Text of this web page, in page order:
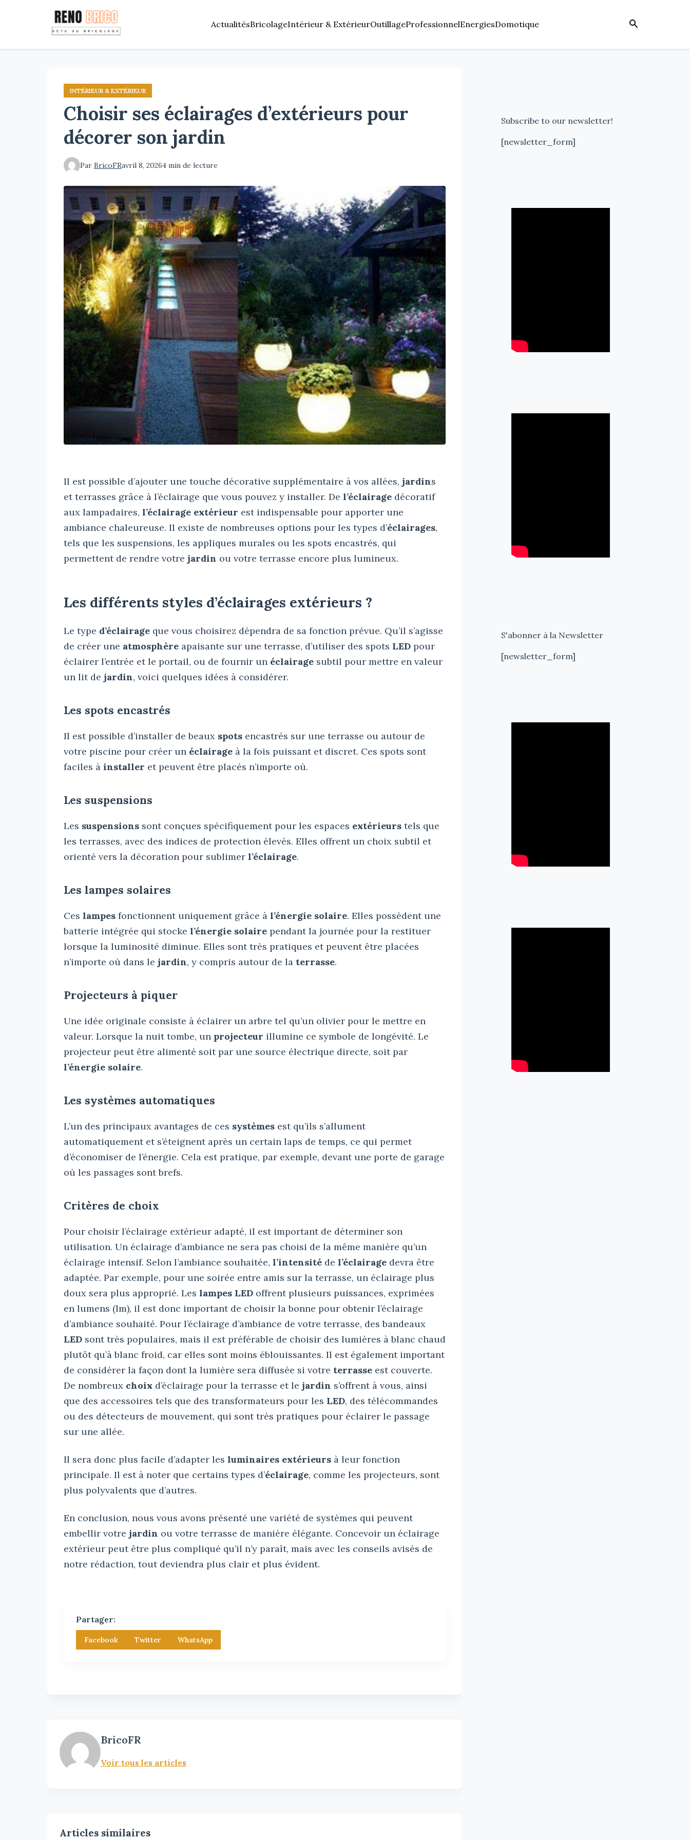
ActualitésBricolageIntérieur & ExtérieurOutillageProfessionnelEnergiesDomotique
INTÉRIEUR & EXTÉRIEUR
Choisir ses éclairages d’extérieurs pour
décorer son jardin
Par BricoFRavril 8, 20264 min de lecture
Il est possible d’ajouter une touche décorative supplémentaire à vos allées, jardins
et terrasses grâce à l’éclairage que vous pouvez y installer. De l’éclairage décoratif
aux lampadaires, l’éclairage extérieur est indispensable pour apporter une
ambiance chaleureuse. Il existe de nombreuses options pour les types d’éclairages,
tels que les suspensions, les appliques murales ou les spots encastrés, qui
permettent de rendre votre jardin ou votre terrasse encore plus lumineux.
Les différents styles d’éclairages extérieurs ?
Le type d’éclairage que vous choisirez dépendra de sa fonction prévue. Qu’il s’agisse
de créer une atmosphère apaisante sur une terrasse, d’utiliser des spots LED pour
éclairer l’entrée et le portail, ou de fournir un éclairage subtil pour mettre en valeur
un lit de jardin, voici quelques idées à considérer.
Les spots encastrés
Il est possible d’installer de beaux spots encastrés sur une terrasse ou autour de
votre piscine pour créer un éclairage à la fois puissant et discret. Ces spots sont
faciles à installer et peuvent être placés n’importe où.
Les suspensions
Les suspensions sont conçues spécifiquement pour les espaces extérieurs tels que
les terrasses, avec des indices de protection élevés. Elles offrent un choix subtil et
orienté vers la décoration pour sublimer l’éclairage.
Les lampes solaires
Ces lampes fonctionnent uniquement grâce à l’énergie solaire. Elles possèdent une
batterie intégrée qui stocke l’énergie solaire pendant la journée pour la restituer
lorsque la luminosité diminue. Elles sont très pratiques et peuvent être placées
n’importe où dans le jardin, y compris autour de la terrasse.
Projecteurs à piquer
Une idée originale consiste à éclairer un arbre tel qu’un olivier pour le mettre en
valeur. Lorsque la nuit tombe, un projecteur illumine ce symbole de longévité. Le
projecteur peut être alimenté soit par une source électrique directe, soit par
l’énergie solaire.
Les systèmes automatiques
L’un des principaux avantages de ces systèmes est qu’ils s’allument
automatiquement et s’éteignent après un certain laps de temps, ce qui permet
d’économiser de l’énergie. Cela est pratique, par exemple, devant une porte de garage
où les passages sont brefs.
Critères de choix
Pour choisir l’éclairage extérieur adapté, il est important de déterminer son
utilisation. Un éclairage d’ambiance ne sera pas choisi de la même manière qu’un
éclairage intensif. Selon l’ambiance souhaitée, l’intensité de l’éclairage devra être
adaptée. Par exemple, pour une soirée entre amis sur la terrasse, un éclairage plus
doux sera plus approprié. Les lampes LED offrent plusieurs puissances, exprimées
en lumens (lm), il est donc important de choisir la bonne pour obtenir l’éclairage
d’ambiance souhaité. Pour l’éclairage d’ambiance de votre terrasse, des bandeaux
LED sont très populaires, mais il est préférable de choisir des lumières à blanc chaud
plutôt qu’à blanc froid, car elles sont moins éblouissantes. Il est également important
de considérer la façon dont la lumière sera diffusée si votre terrasse est couverte.
De nombreux choix d’éclairage pour la terrasse et le jardin s’offrent à vous, ainsi
que des accessoires tels que des transformateurs pour les LED, des télécommandes
ou des détecteurs de mouvement, qui sont très pratiques pour éclairer le passage
sur une allée.
Il sera donc plus facile d’adapter les luminaires extérieurs à leur fonction
principale. Il est à noter que certains types d’éclairage, comme les projecteurs, sont
plus polyvalents que d’autres.
En conclusion, nous vous avons présenté une variété de systèmes qui peuvent
embellir votre jardin ou votre terrasse de manière élégante. Concevoir un éclairage
extérieur peut être plus compliqué qu’il n’y paraît, mais avec les conseils avisés de
notre rédaction, tout deviendra plus clair et plus évident.
Partager:
Facebook Twitter WhatsApp
BricoFR
Voir tous les articles
Articles similaires
Subscribe to our newsletter!
[newsletter_form]
S'abonner à la Newsletter
[newsletter_form]